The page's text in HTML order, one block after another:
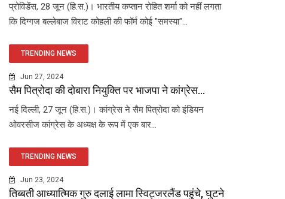
प्रोविडेंस, 28 जून (हि.स.)। भारतीय कप्तान रोहित शर्मा को नहीं लगता
कि दिग्गज बल्लेबाज विराट कोहली की फॉर्म कोई "समस्या"...
TRENDING NEWS
Jun 27, 2024
सैम पित्रोदा की दोबारा नियुक्ति पर भाजपा ने कांग्रेस...
नई दिल्ली, 27 जून (हि.स.)। कांग्रेस ने सैम पित्रोदा को इंडियन
ओवरसीज कांग्रेस के अध्यक्ष के रूप में एक बार...
TRENDING NEWS
Jun 23, 2024
तिब्बती आध्यात्मिक गुरु दलाई लामा स्विट्जरलैंड पहुंचे, घुटने